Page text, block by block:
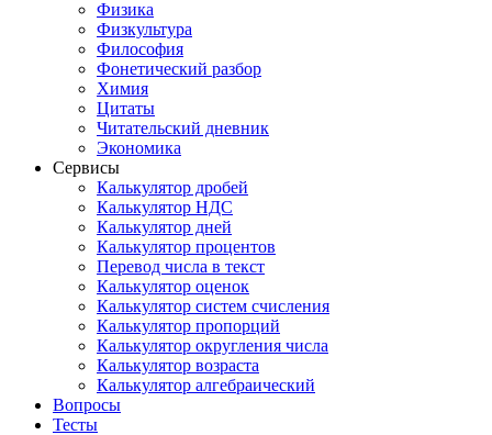
Физика
Физкультура
Философия
Фонетический разбор
Химия
Цитаты
Читательский дневник
Экономика
Сервисы
Калькулятор дробей
Калькулятор НДС
Калькулятор дней
Калькулятор процентов
Перевод числа в текст
Калькулятор оценок
Калькулятор систем счисления
Калькулятор пропорций
Калькулятор округления числа
Калькулятор возраста
Калькулятор алгебраический
Вопросы
Тесты